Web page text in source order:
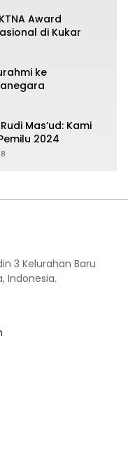
Award
di Kukar
ke
Mas’ud: Kami
2024
3 Kelurahan Baru
Indonesia.